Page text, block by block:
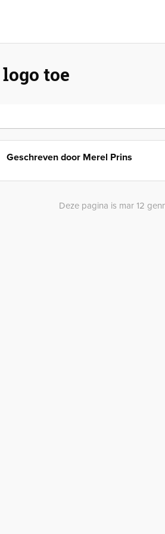
toe
Geschreven door Merel Prins
Deze pagina is mar 12